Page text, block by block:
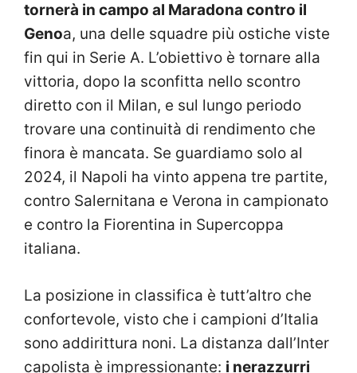
tornerà in campo al Maradona contro il
Genoa, una delle squadre più ostiche viste
fin qui in Serie A. L’obiettivo è tornare alla
vittoria, dopo la sconfitta nello scontro
diretto con il Milan, e sul lungo periodo
trovare una continuità di rendimento che
finora è mancata. Se guardiamo solo al
2024, il Napoli ha vinto appena tre partite,
contro Salernitana e Verona in campionato
e contro la Fiorentina in Supercoppa
italiana.
La posizione in classifica è tutt’altro che
confortevole, visto che i campioni d’Italia
sono addirittura noni. La distanza dall’Inter
capolista è impressionante: i nerazzurri